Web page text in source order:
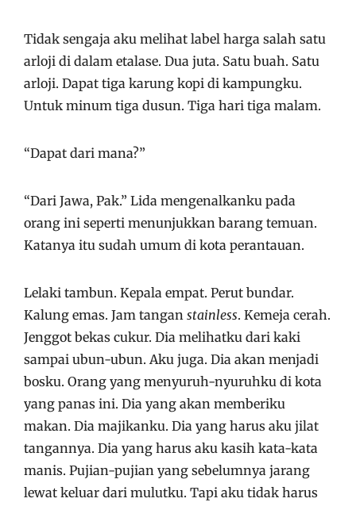
Tidak sengaja aku melihat label harga salah satu
arloji di dalam etalase. Dua juta. Satu buah. Satu
arloji. Dapat tiga karung kopi di kampungku.
Untuk minum tiga dusun. Tiga hari tiga malam.
“Dapat dari mana?”
“Dari Jawa, Pak.” Lida mengenalkanku pada
orang ini seperti menunjukkan barang temuan.
Katanya itu sudah umum di kota perantauan.
Lelaki tambun. Kepala empat. Perut bundar.
Kalung emas. Jam tangan stainless. Kemeja cerah.
Jenggot bekas cukur. Dia melihatku dari kaki
sampai ubun-ubun. Aku juga. Dia akan menjadi
bosku. Orang yang menyuruh-nyuruhku di kota
yang panas ini. Dia yang akan memberiku
makan. Dia majikanku. Dia yang harus aku jilat
tangannya. Dia yang harus aku kasih kata-kata
manis. Pujian-pujian yang sebelumnya jarang
lewat keluar dari mulutku. Tapi aku tidak harus